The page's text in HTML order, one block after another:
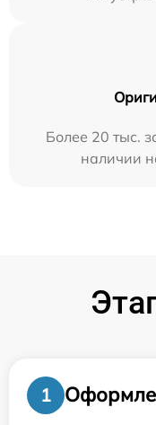
Более 20 тыс.
наличии
1